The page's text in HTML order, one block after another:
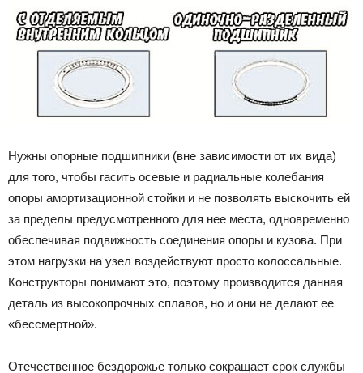
Нужны опорные подшипники (вне зависимости от их вида)
для того, чтобы гасить осевые и радиальные колебания
опоры амортизационной стойки и не позволять выскочить ей
за пределы предусмотренного для нее места, одновременно
обеспечивая подвижность соединения опоры и кузова. При
этом нагрузки на узел воздействуют просто колоссальные.
Конструкторы понимают это, поэтому производится данная
деталь из высокопрочных сплавов, но и они не делают ее
«бессмертной».
Отечественное бездорожье только сокращает срок службы